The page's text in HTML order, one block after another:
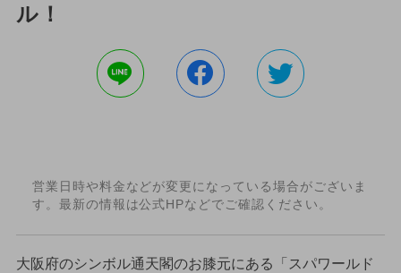
ル！
営業日時や料金などが変更になっている場合がございま
す。最新の情報は公式HPなどでご確認ください。
大阪府のシンボル通天閣のお膝元にある「スパワールド